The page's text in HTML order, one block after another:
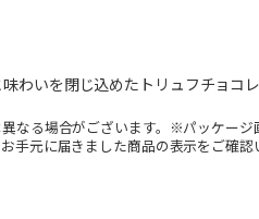
わいを閉じ込めたトリュフチョコレ
なる場合がございます。※パッケー
手元に届きました商品の表示をご確認